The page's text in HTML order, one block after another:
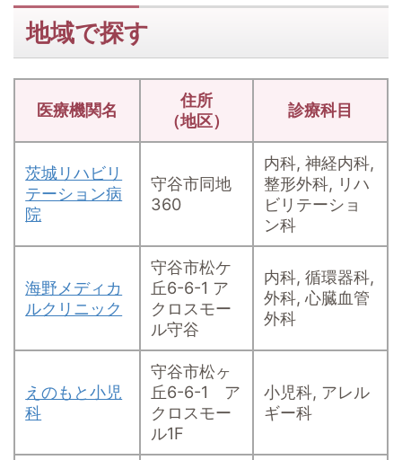
地域で探す
医療機関名
住所
（地区）
診療科目
茨城リハビリ
テーション病
院
守谷市同地
360
内科, 神経内科,
整形外科, リハ
ビリテーショ
ン科
海野メディカ
ルクリニック
守谷市松ケ
丘6-6-1 ア
クロスモー
ル守谷
内科, 循環器科,
外科, 心臓血管
外科
えのもと小児
科
守谷市松ヶ
丘6-6-1 ア
クロスモー
ル1F
小児科, アレル
ギー科